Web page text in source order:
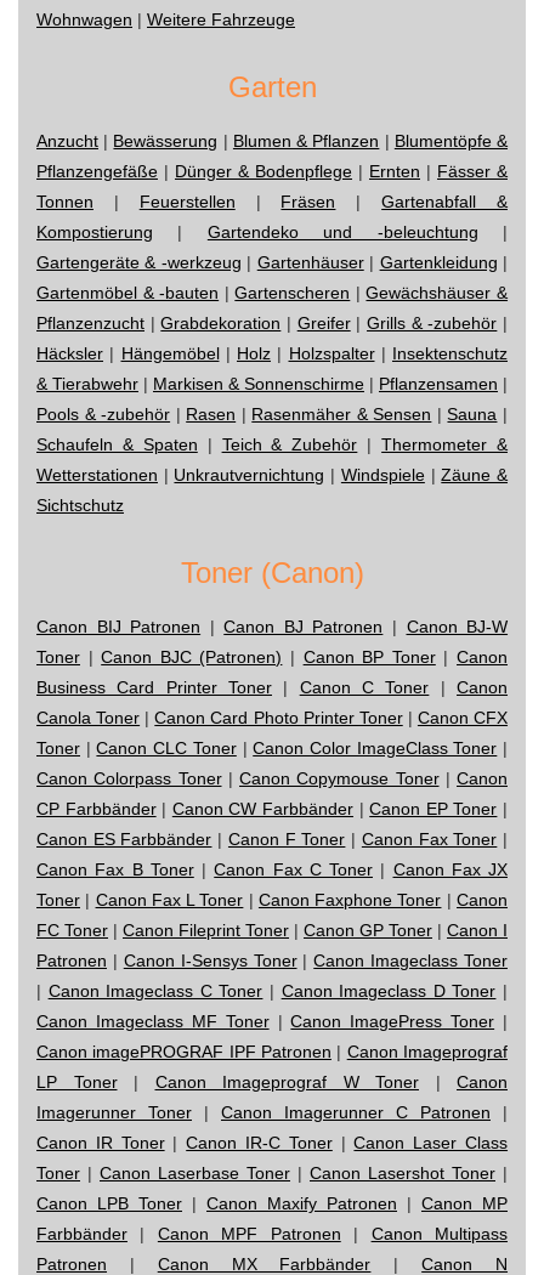
Wohnwagen | Weitere Fahrzeuge
Garten
Anzucht | Bewässerung | Blumen & Pflanzen | Blumentöpfe &
Pflanzengefäße | Dünger & Bodenpflege | Ernten | Fässer &
Tonnen | Feuerstellen | Fräsen |Gartenabfall &
Kompostierung | Gartendeko und -beleuchtung |
Gartengeräte & -werkzeug | Gartenhäuser| Gartenkleidung |
Gartenmöbel & -bauten |Gartenscheren |Gewächshäuser &
Pflanzenzucht |Grabdekoration | Greifer|Grills & -zubehör |
Häcksler | Hängemöbel| Holz | Holzspalter| Insektenschutz
& Tierabwehr | Markisen & Sonnenschirme | Pflanzensamen |
Pools & -zubehör | Rasen | Rasenmäher & Sensen |Sauna |
Schaufeln & Spaten | Teich & Zubehör |Thermometer &
Wetterstationen | Unkrautvernichtung | Windspiele|Zäune &
Sichtschutz
Toner (Canon)
Canon BIJ Patronen |Canon BJ Patronen | Canon BJ-W
Toner |Canon BJC (Patronen) | Canon BP Toner|Canon
Business Card Printer Toner | Canon C Toner |Canon
Canola Toner |Canon Card Photo Printer Toner| Canon CFX
Toner |Canon CLC Toner|Canon Color ImageClass Toner |
Canon Colorpass Toner| Canon Copymouse Toner| Canon
CP Farbbänder| Canon CW Farbbänder |Canon EP Toner |
Canon ES Farbbänder | Canon F Toner | Canon Fax Toner |
Canon Fax B Toner|Canon Fax C Toner | Canon Fax JX
Toner | Canon Fax L Toner | Canon Faxphone Toner |Canon
FC Toner | Canon Fileprint Toner | Canon GP Toner | Canon I
Patronen | Canon I-Sensys Toner|Canon Imageclass Toner
| Canon Imageclass C Toner | Canon Imageclass D Toner |
Canon Imageclass MF Toner|Canon ImagePress Toner |
Canon imagePROGRAF IPF Patronen | Canon Imageprograf
LP Toner| Canon Imageprograf W Toner | Canon
Imagerunner Toner | Canon Imagerunner C Patronen |
Canon IR Toner|Canon IR-C Toner|Canon Laser Class
Toner | Canon Laserbase Toner | Canon Lasershot Toner |
Canon LPB Toner | Canon Maxify Patronen | Canon MP
Farbbänder | Canon MPF Patronen | Canon Multipass
Patronen | Canon MX Farbbänder |Canon N